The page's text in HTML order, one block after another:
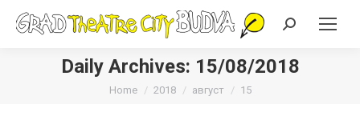
Search:
Daily Archives: 15/08/2018
You are here:
Home 2018 август 15